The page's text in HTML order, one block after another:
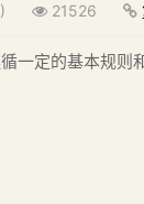
21526
一定的基本规则